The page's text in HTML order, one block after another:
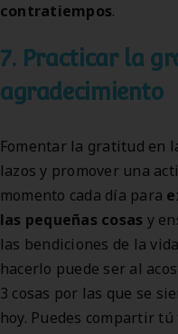
contratiempos.
7. Practicar la
agradecimiento
Fomentar la gratitud en
lazos y promover una
momento cada día para
las pequeñas cosas y
las bendiciones de la
hacerlo puede ser al
3 cosas por las que se
hoy. Puedes compartir